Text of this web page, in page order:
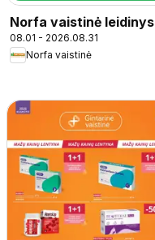
Norfa vaistinė leidinys
08.01 - 2026.08.31
Norfa vaistinė